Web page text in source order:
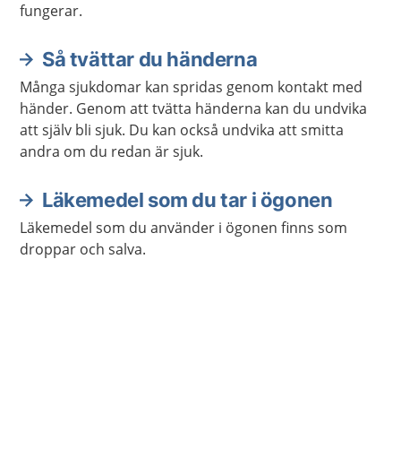
fungerar.
Så tvättar du händerna
Många sjukdomar kan spridas genom kontakt med
händer. Genom att tvätta händerna kan du undvika
att själv bli sjuk. Du kan också undvika att smitta
andra om du redan är sjuk.
Läkemedel som du tar i ögonen
Läkemedel som du använder i ögonen finns som
droppar och salva.